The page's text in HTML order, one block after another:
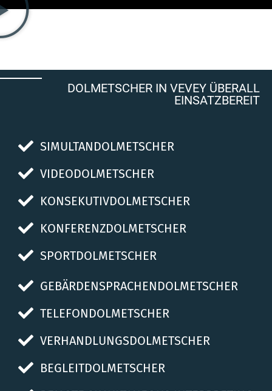
DOLMETSCHER IN VEVEY ÜBERALL
EINSATZBEREIT
SIMULTANDOLMETSCHER
VIDEODOLMETSCHER
KONSEKUTIVDOLMETSCHER
KONFERENZDOLMETSCHER
SPORTDOLMETSCHER
GEBÄRDENSPRACHENDOLMETSCHER
TELEFONDOLMETSCHER
VERHANDLUNGSDOLMETSCHER
BEGLEITDOLMETSCHER